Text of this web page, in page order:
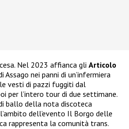
Nel 2023 affianca gli Articolo
nei panni di un’infermiera
vesti di pazzi fuggiti dal
per l’intero tour di due settimane.
ballo della nota discoteca
dell’evento Il Borgo delle
rappresenta la comunità trans.